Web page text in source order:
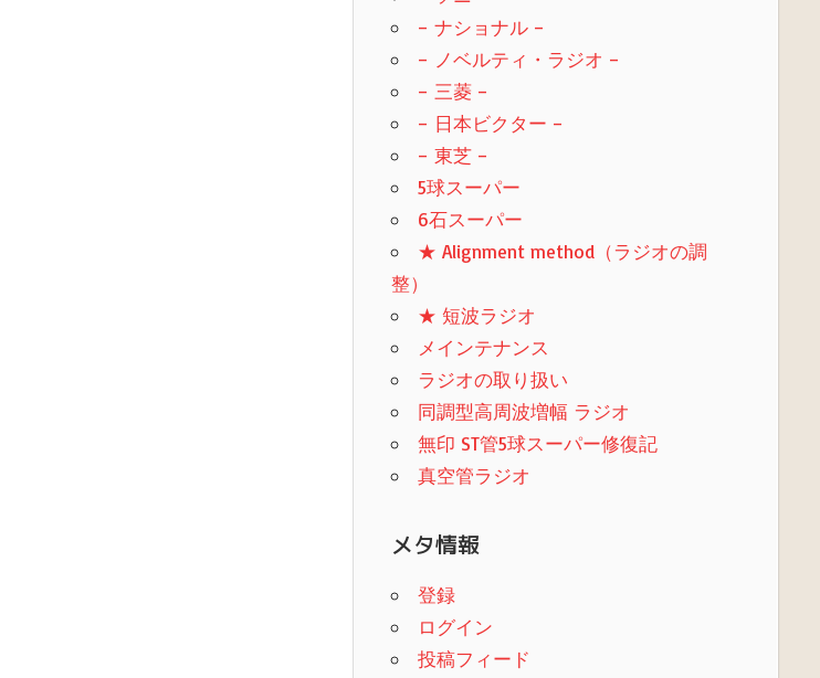
– ナショナル –
– ノベルティ・ラジオ –
– 三菱 –
– 日本ビクター –
– 東芝 –
5球スーパー
6石スーパー
★ Alignment method（ラジオの調
整）
★ 短波ラジオ
メインテナンス
ラジオの取り扱い
同調型高周波増幅 ラジオ
無印 ST管5球スーパー修復記
真空管ラジオ
メタ情報
登録
ログイン
投稿フィード